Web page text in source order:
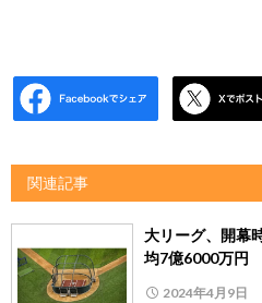
関連記事
大リーグ、開幕
均7億6000万円
2024年4月9日